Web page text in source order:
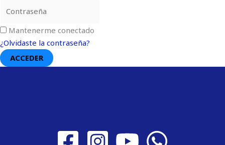
Mantenerme conectado
¿Olvidaste la contraseña?
ACCEDER